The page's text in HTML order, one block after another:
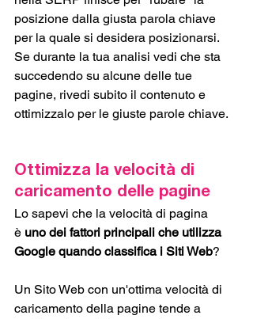
posizione dalla giusta parola chiave
per la quale si desidera posizionarsi.
Se durante la tua analisi vedi che sta
succedendo su alcune delle tue
pagine, rivedi subito il contenuto e
ottimizzalo per le giuste parole chiave.
Ottimizza la velocità di
caricamento delle pagine
Lo sapevi che la velocità di pagina
è uno dei fattori principali che utilizza
Google quando classifica i Siti Web?
Un Sito Web con un'ottima velocità di
caricamento della pagine tende a